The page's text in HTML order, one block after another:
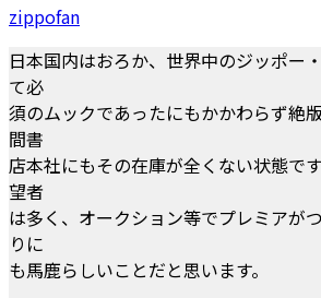
zippofan
日本国内はおろか、世界中のジッポー
て必
須のムックであったにもかかわらず絶
間書
店本社にもその在庫が全くない状態で
望者
は多く、オークション等でプレミアが
りに
も馬鹿らしいことだと思います。